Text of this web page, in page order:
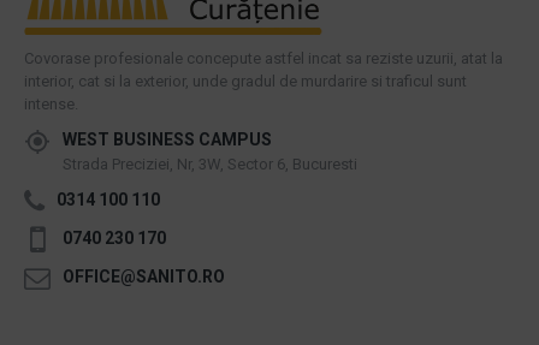
Covorase profesionale concepute astfel incat sa reziste uzurii, atat la
interior, cat si la exterior, unde gradul de murdarire si traficul sunt
intense.
WEST BUSINESS CAMPUS
Strada Preciziei, Nr, 3W, Sector 6, Bucuresti
0314 100 110
0740 230 170
OFFICE@SANITO.RO